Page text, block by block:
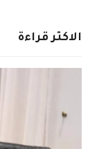
الاكثر قراءة